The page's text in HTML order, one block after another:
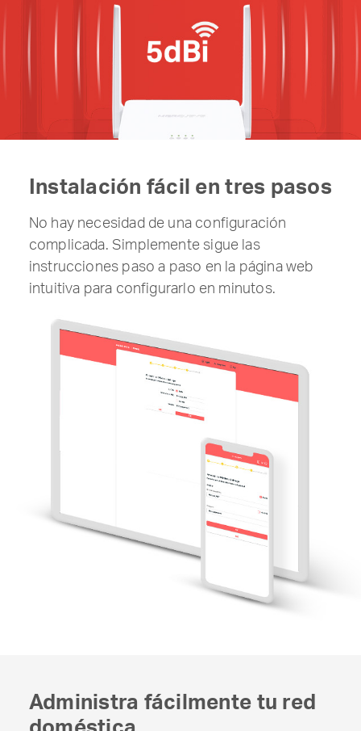
Instalación fácil en tres pasos
No hay necesidad de una configuración
complicada. Simplemente sigue las
instrucciones paso a paso en la página web
intuitiva para configurarlo en minutos.
Administra fácilmente tu red